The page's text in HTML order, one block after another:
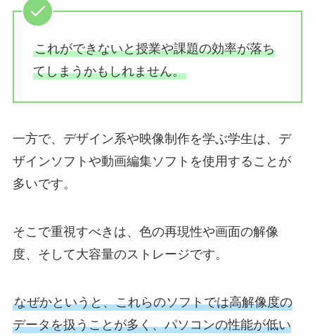
これができないと授業や課題の効率が落ち
てしまうかもしれません。
一方で、デザイン系や映像制作を学ぶ学生は、デ
ザインソフトや動画編集ソフトを使用することが
多いです。
そこで重視すべきは、色の再現性や画面の解像
度、そして大容量のストレージです。
なぜかというと、これらのソフトでは高解像度の
データを扱うことが多く、パソコンの性能が低い